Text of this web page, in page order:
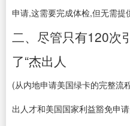
申请,这需要完成体检,但无需提
二、尽管只有120次
了“杰出人
(从内地申请美国绿卡的完整流
出人才和美国国家利益豁免申